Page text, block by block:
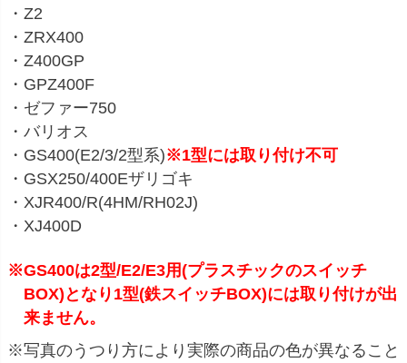
・Z2
・ZRX400
・Z400GP
・GPZ400F
・ゼファー750
・バリオス
・GS400(E2/3/2型系)※1型には取り付け不可
・GSX250/400Eザリゴキ
・XJR400/R(4HM/RH02J)
・XJ400D
※GS400は2型/E2/E3用(プラスチックのスイッチ
BOX)となり1型(鉄スイッチBOX)には取り付けが出
来ません。
※写真のうつり方により実際の商品の色が異なること